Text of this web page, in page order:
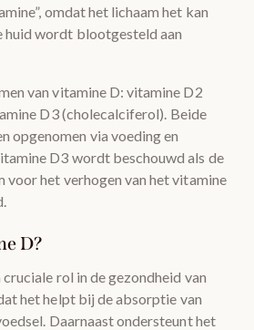
omdat het lichaam het kan
huid wordt blootgesteld aan
van vitamine D: vitamine D2
D3 (cholecalciferol). Beide
opgenomen via voeding en
D3 wordt beschouwd als de
voor het verhogen van het vitamine
D?
rol in de gezondheid van
het helpt bij de absorptie van
Daarnaast ondersteunt het